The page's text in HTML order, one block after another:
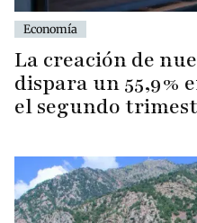
Economía
La creación de
dispara un 55,9%
el segundo